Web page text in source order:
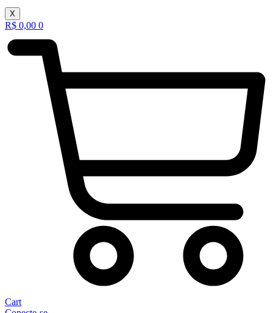
X
R$ 0,00 0
Cart